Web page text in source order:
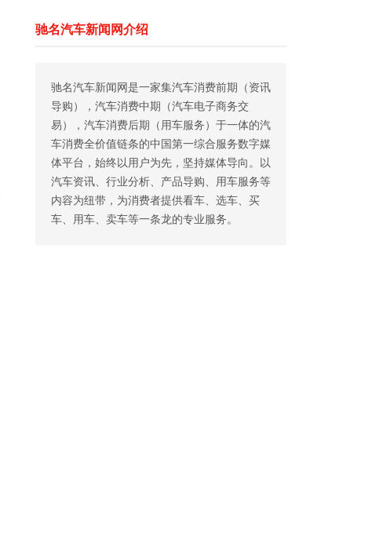
驰名汽车新闻网介绍
驰名汽车新闻网是一家集汽车消费前期（资讯
导购），汽车消费中期（汽车电子商务交
易），汽车消费后期（用车服务）于一体的汽
车消费全价值链条的中国第一综合服务数字媒
体平台，始终以用户为先，坚持媒体导向。以
汽车资讯、行业分析、产品导购、用车服务等
内容为纽带，为消费者提供看车、选车、买
车、用车、卖车等一条龙的专业服务。